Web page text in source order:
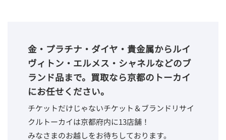
金・プラチナ・ダイヤ・貴金属からルイ
ヴィトン・エルメス・シャネルなどのブ
ランド品まで。買取なら京都のトーカイ
にお任せください。
チケットだけじゃないチケット＆ブランドリサイ
クルトーカイは京都府内に13店舗！
みなさまのお越しをお待ちしております。